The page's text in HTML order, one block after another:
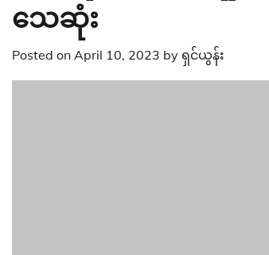
သေဆုံး
Posted on April 10, 2023 by ရှင်ယွန်း